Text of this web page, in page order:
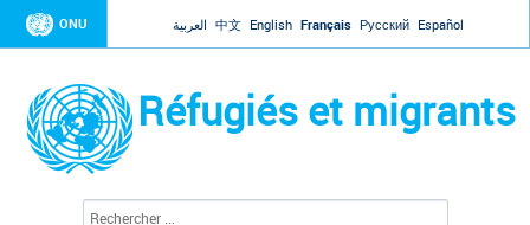
Jump to navigation
ONU العربية 中文 English Français Русский Español
Réfugiés et migrants